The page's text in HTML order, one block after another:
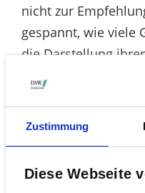
Zustimmung
Diese Webseite
nicht zur
gespannt, wie viele
die Darstellung
entsprechend
handelt, können
klassifizieren wäre